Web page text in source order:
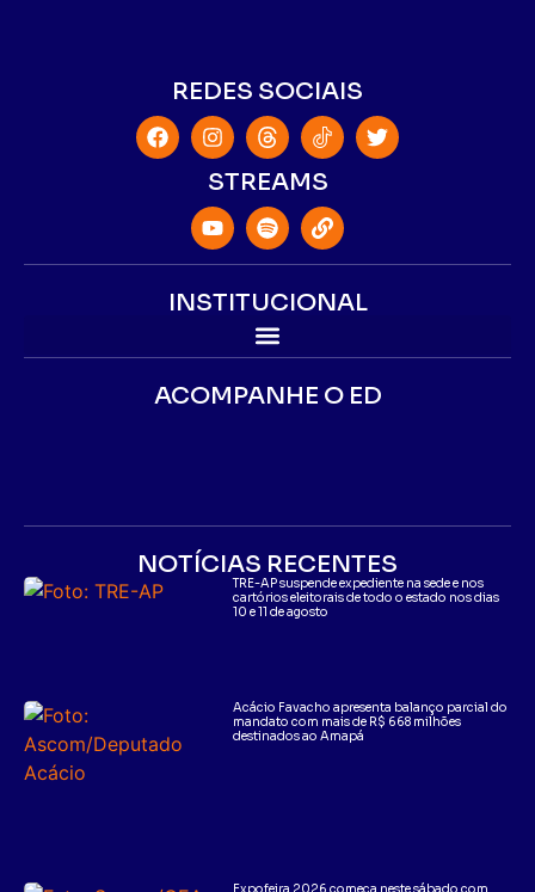
REDES SOCIAIS
STREAMS
INSTITUCIONAL
ACOMPANHE O ED
NOTÍCIAS RECENTES
TRE-AP suspende expediente na sede e nos
cartórios eleitorais de todo o estado nos dias
10 e 11 de agosto
Acácio Favacho apresenta balanço parcial do
mandato com mais de R$ 668 milhões
destinados ao Amapá